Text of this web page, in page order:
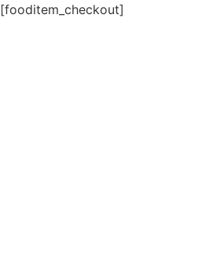
[fooditem_checkout]